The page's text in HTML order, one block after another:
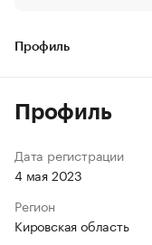
Профиль
Профиль
Дата регистрации
4 мая 2023
Регион
Кировская область